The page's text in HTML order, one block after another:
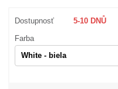
Dostupnosť 5-10 DNŮ
Farba